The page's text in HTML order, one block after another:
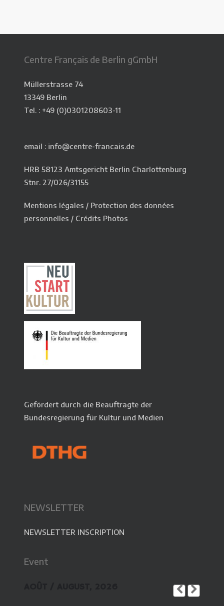
Centre Français de Berlin gGmbH
Müllerstrasse 74
13349 Berlin
Tel. : +49 (0)0301208603-11
email : info@centre-francais.de
HRB 58123 Amtsgericht Berlin Charlottenburg
Stnr. 27/026/31155
Mentions légales / Protection des données
personnelles / Crédits Photos
Gefördert durch die Beauftragte der
Bundesregierung für Kultur und Medien
NEWSLETTER
NEWSLETTER INSCRIPTION
Event